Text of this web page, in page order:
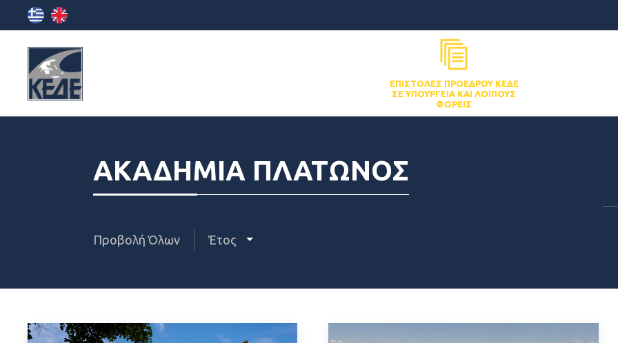
ΕΠΙΣΤΟΛΈΣ ΠΡΟΈΔΡΟΥ ΚΕΔΕ
ΣΕ ΥΠΟΥΡΓΕΊΑ ΚΑΙ ΛΟΙΠΟΎΣ
ΦΟΡΕΊΣ
ΑΚΑΔΗΜΙΑ ΠΛΑΤΩΝΟΣ
Προβολή Όλων Έτος